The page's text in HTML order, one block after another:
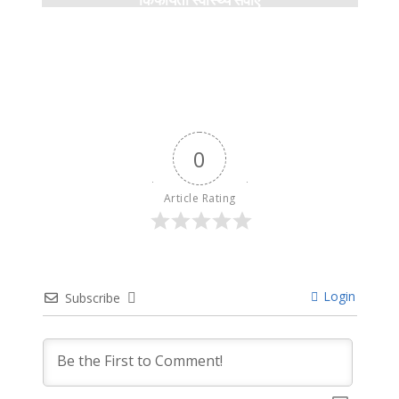
0
Article Rating
Subscribe Login